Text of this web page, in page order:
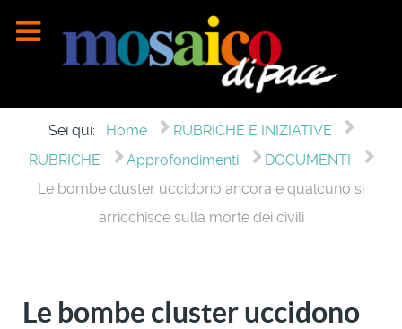
Sei qui: Home
RUBRICHE E INIZIATIVE
RUBRICHE
Approfondimenti
DOCUMENTI
Le bombe cluster uccidono ancora e qualcuno si
arricchisce sulla morte dei civili
Le bombe cluster uccidono